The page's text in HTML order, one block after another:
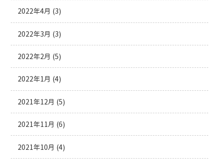
2022年4月 (3)
2022年3月 (3)
2022年2月 (5)
2022年1月 (4)
2021年12月 (5)
2021年11月 (6)
2021年10月 (4)